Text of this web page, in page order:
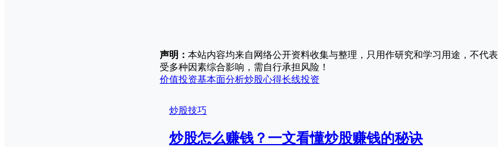
声明： 本站内容均来自网络公开资料收集与整理，只用作研究和学习用途，不代
受多种因素综合影响，需自行承担风险！
价值投资基本面分析炒股心得长线投资
炒股技巧
炒股怎么赚钱？一文看懂炒股赚钱的秘诀